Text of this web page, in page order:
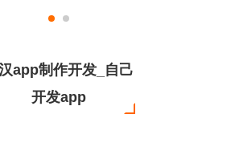
app制作开发_自己
开发app